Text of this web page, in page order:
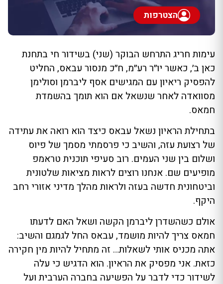
הצטרפות
עימות חריג התרחש הבוקר (שני) בשידור חי בתחנת
כאן ב׳, כאשר יו״ר רע״מ, ח״כ מנסור עבאס, החליט
להפסיק ריאיון עם המגישים אסף ליברמן וסולימן
מסוואדה לאחר שנשאל אם הוא תומך בהשמדת
חמאס.
בתחילת הראיון נשאל עבאס כיצד הוא רואה את עתידה
של רצועת עזה, והשיב כי פרסמתי מסמך של פיוס
ושלום בין שני העמים. רוב סעיפי תוכנית טראמפ
מופיעים שם. אנחנו רוצים לראות מציאות שלטונית
וביטחונית חדשה בעזה ולראות מהלך מדיני אזורי רחב
היקף.
אולם כשהשדרן ליברמן הקשה ושאל האם לדעתו
חמאס צריך להיות מושמד, עבאס החל לגמגם והשיב:
אתה מכניס אותי לשאלות… זה מתחיל להיות מין חקירה
כזאת. אני מפסיק את הראיון. הוא הדגיש כי עלה
לשידור כדי לדבר על הפשיעה בחברה הערבית ועל